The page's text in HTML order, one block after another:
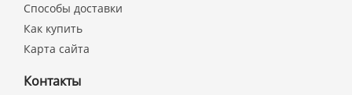
Способы доставки
Как купить
Карта сайта
Контакты